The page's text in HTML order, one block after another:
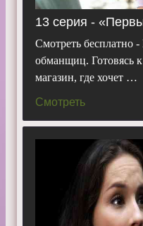
13 серия -
Смотреть бесплатно
обманщиц. Готовясь
магазин, где хочет …
Смотреть